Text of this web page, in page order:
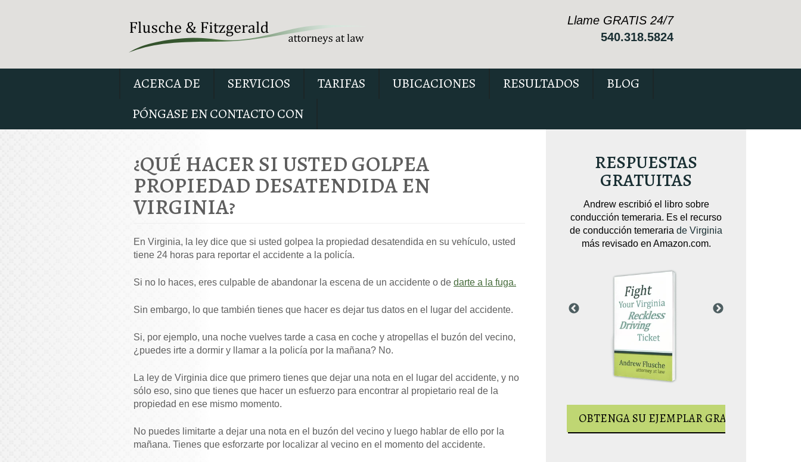
Llame GRATIS 24/7
540.318.5824
ACERCA DE SERVICIOS TARIFAS UBICACIONES RESULTADOS
BLOG
PÓNGASE EN CONTACTO CON
¿QUÉ HACER SI USTED GOLPEA
PROPIEDAD DESATENDIDA EN
VIRGINIA?
En Virginia, la ley dice que si usted golpea la propiedad desatendida en su vehículo, usted
tiene 24 horas para reportar el accidente a la policía.
Si no lo haces, eres culpable de abandonar la escena de un accidente o de darte a la fuga.
Sin embargo, lo que también tienes que hacer es dejar tus datos en el lugar del accidente.
Si, por ejemplo, una noche vuelves tarde a casa en coche y atropellas el buzón del vecino,
¿puedes irte a dormir y llamar a la policía por la mañana? No.
La ley de Virginia dice que primero tienes que dejar una nota en el lugar del accidente, y no
sólo eso, sino que tienes que hacer un esfuerzo para encontrar al propietario real de la
propiedad en ese mismo momento.
No puedes limitarte a dejar una nota en el buzón del vecino y luego hablar de ello por la
mañana. Tienes que esforzarte por localizar al vecino en el momento del accidente.
RESPUESTAS
GRATUITAS
posiblemente se debatan en su caso.
OBTENGA SU EJEMPLAR GRATUITO
Andrew escribió el libro sobre
conducción temeraria. Es el recurso
de conducción temeraria de Virginia
más revisado en Amazon.com.
OBTENGA SU EJEMPLAR GRATUITO